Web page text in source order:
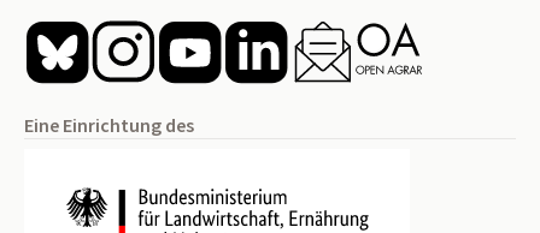
Eine Einrichtung des